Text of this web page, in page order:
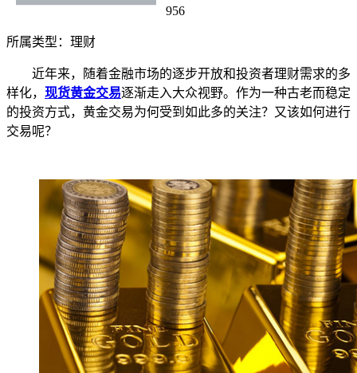
956
所属类型： 理财
近年来，随着金融市场的逐步开放和投资者理财需求的多
样化， 现货黄金交易逐渐走入大众视野。作为一种古老而稳定
的投资方式，黄金交易为何受到如此多的关注？又该如何进行
交易呢？